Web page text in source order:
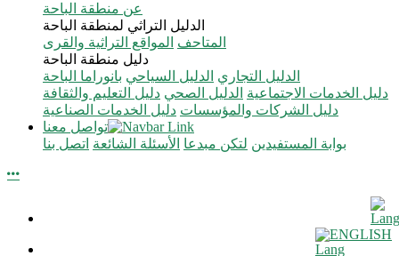
عن منطقة الباحة
الدليل التراثي لمنطقة الباحة
المواقع التراثية والقرى المتاحف
دليل منطقة الباحة
بانوراما الباحة الدليل السياحي الدليل التجاري
دليل التعليم والثقافة الدليل الصحي دليل الخدمات الاجتماعية
دليل الخدمات الصناعية دليل الشركات والمؤسسات
تواصل معنا
اتصل بنا الأسئلة الشائعة لتكن مبدعا بوابة المستفيدين
ENGLISH